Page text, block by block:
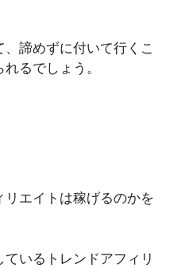
諦めずに付いて行くこ
るでしょう。
エイトは稼げるのかを
いるトレンドアフィリ